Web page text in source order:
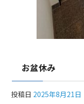
お盆休み
投稿日 2025年8月21日